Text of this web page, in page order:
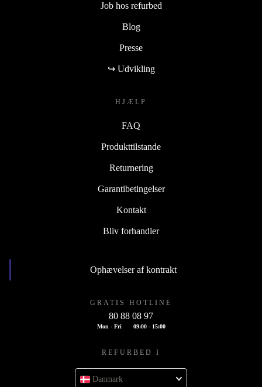
Job hos refurbed
Blog
Presse
↪ Udvikling
HJÆLP
FAQ
Produkttilstande
Returnering
Garantibetingelser
Kontakt
Bliv forhandler
Ophævelser af kontrakt
GRATIS HOTLINE
80 88 08 97
Mon - Fri 09:00 - 15:00
REFURBED I
Danmark